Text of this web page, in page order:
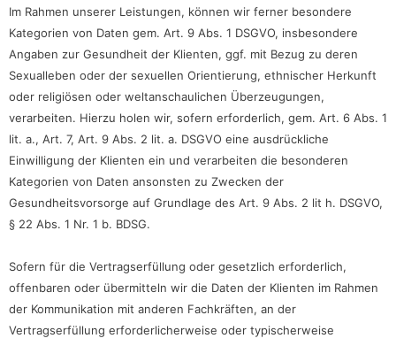
Im Rahmen unserer Leistungen, können wir ferner besondere
Kategorien von Daten gem. Art. 9 Abs. 1 DSGVO, insbesondere
Angaben zur Gesundheit der Klienten, ggf. mit Bezug zu deren
Sexualleben oder der sexuellen Orientierung, ethnischer Herkunft
oder religiösen oder weltanschaulichen Überzeugungen,
verarbeiten. Hierzu holen wir, sofern erforderlich, gem. Art. 6 Abs. 1
lit. a., Art. 7, Art. 9 Abs. 2 lit. a. DSGVO eine ausdrückliche
Einwilligung der Klienten ein und verarbeiten die besonderen
Kategorien von Daten ansonsten zu Zwecken der
Gesundheitsvorsorge auf Grundlage des Art. 9 Abs. 2 lit h. DSGVO,
§ 22 Abs. 1 Nr. 1 b. BDSG.
Sofern für die Vertragserfüllung oder gesetzlich erforderlich,
offenbaren oder übermitteln wir die Daten der Klienten im Rahmen
der Kommunikation mit anderen Fachkräften, an der
Vertragserfüllung erforderlicherweise oder typischerweise